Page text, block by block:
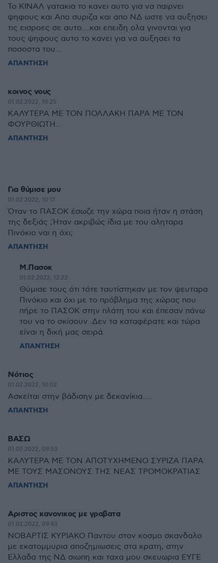
Το ΚΙΝΑΛ γατακια το κανει αυτο για να παιρνει
ψηφους και Απο συριζα και απο ΝΔ ωστε να αυξησει
τις εισροες σε αυτο....και επειδη ολα γινονται για
τους ψηφους αυτο το κανει για να αυξησει τα
ποσοστα του...
ΑΠΑΝΤΗΣΗ
κοινος νους
01.02.2022, 10:25
ΚΑΛΥΤΕΡΑ ΜΕ ΤΟΝ ΠΟΛΛΑΚΗ ΠΑΡΑ ΜΕ ΤΟΝ
ΦΟΥΡΘΙΩΤΗ...
ΑΠΑΝΤΗΣΗ
Για θύμισε μου
01.02.2022, 10:17
Όταν το ΠΑΣΟΚ έσωζε την χώρα ποια ήταν η στάση
της δεξιάς ;Ήταν ακριβώς ίδια με του αληταρα
Πινόκιο ναι η όχι;
ΑΠΑΝΤΗΣΗ
Μ.Πασοκ
01.02.2022, 12:23
Θύμισε τους ότι τότε ταυτίστηκαν με τον ψευταρα
Πινόκιο και όχι με το πρόβλημα της χώρας που
πήρε το ΠΑΣΟΚ στην πλάτη του και έπεσαν πάνω
του να το σκίσουν .Δεν τα καταφέρατε και τώρα
είναι η δική μας σειρά.
ΑΠΑΝΤΗΣΗ
Νότιος
01.02.2022, 10:02
Ασκείται στην βάδισην με δεκανίκια.....
ΑΠΑΝΤΗΣΗ
ΒΑΣΩ
01.02.2022, 09:53
ΚΑΛΥΤΕΡΑ ΜΕ ΤΟΝ ΑΠΟΤΥΧΗΜΕΝΟ ΣΥΡΙΖΑ ΠΑΡΑ
ΜΕ ΤΟΥΣ ΜΑΣΟΝΟΥΣ ΤΗΣ ΝΕΑΣ ΤΡΟΜΟΚΡΑΤΙΑΣ
ΑΠΑΝΤΗΣΗ
Αριστος κανονικος με γραβατα
01.02.2022, 09:43
ΝΟΒΑΡΤΙΣ ΚΥΡΙΑΚΟ Παντου στον κοσμο σκανδαλο
με εκατομμυρια αποζημιωσεις στα κρατη, στην
Ελλαδα της ΝΔ σιωπη και ταχα μου σκευωρια ΕΥΓΕ